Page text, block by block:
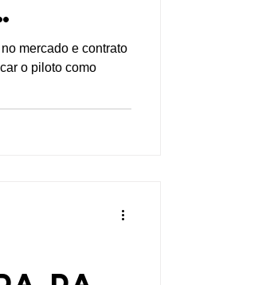
a
mercado e contrato
o piloto como